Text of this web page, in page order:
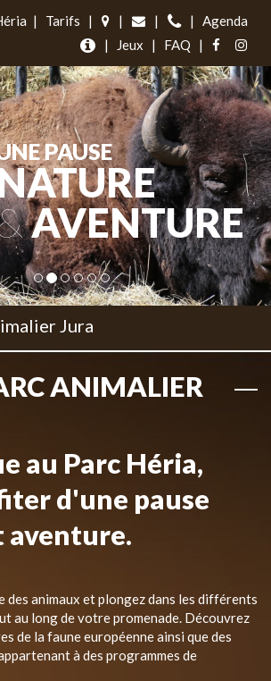
| Tarifs | | | |
Agenda
|
Jeux | FAQ |
PAUSE
AVENTURE
Jura
ANIMALIER
au Parc Héria,
d'une pause
aventure.
des animaux et plongez dans les différents
au long de votre promenade. Découvrez
de la faune européenne ainsi que des
à des programmes de